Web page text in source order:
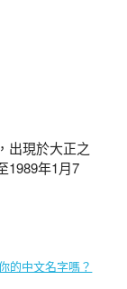
出現於大正之
1989年1月7
的中文名字嗎？